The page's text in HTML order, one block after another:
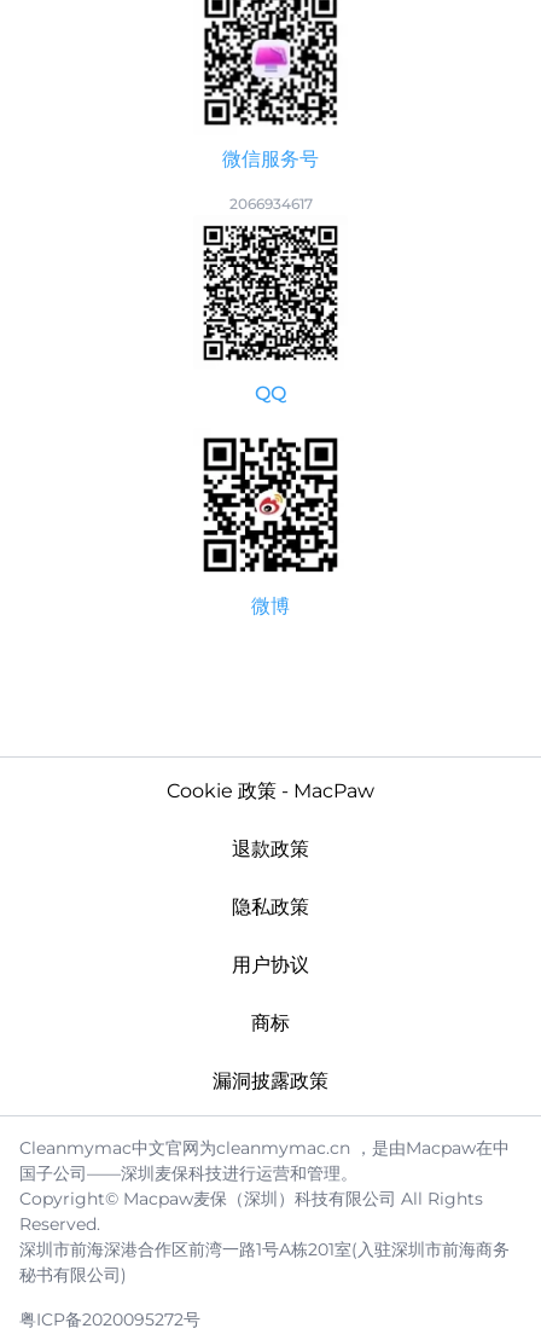
微信服务号
2066934617
QQ
微博
Cookie 政策 - MacPaw
退款政策
隐私政策
用户协议
商标
漏洞披露政策
Cleanmymac中文官网为cleanmymac.cn ，是由Macpaw在中
国子公司——深圳麦保科技进行运营和管理。
Copyright© Macpaw麦保（深圳）科技有限公司 All Rights
Reserved.
深圳市前海深港合作区前湾一路1号A栋201室(入驻深圳市前海商务
秘书有限公司)
粤ICP备2020095272号